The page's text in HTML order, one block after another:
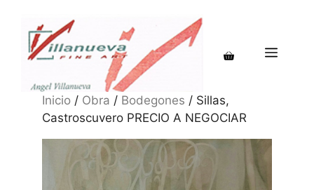
contenido
MENÚ
Inicio / Obra / Bodegones / Sillas,
Castroscuvero PRECIO A NEGOCIAR